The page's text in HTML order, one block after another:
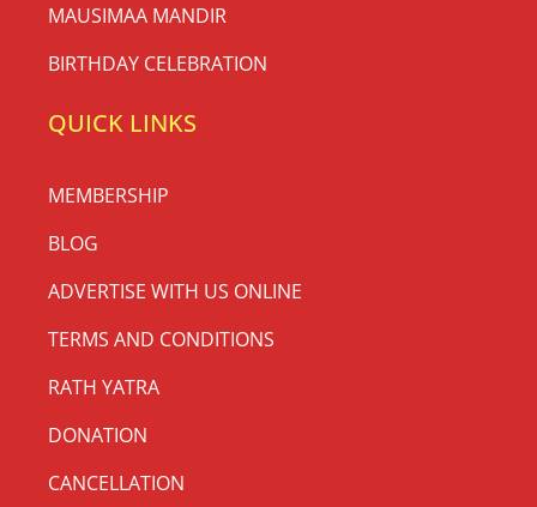
MAUSIMAA MANDIR
BIRTHDAY CELEBRATION
QUICK LINKS
MEMBERSHIP
BLOG
ADVERTISE WITH US ONLINE
TERMS AND CONDITIONS
RATH YATRA
DONATION
CANCELLATION